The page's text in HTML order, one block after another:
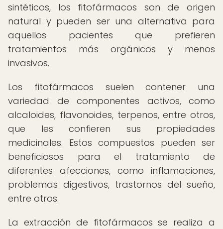
sintéticos, los fitofármacos son de origen
natural y pueden ser una alternativa para
aquellos pacientes que prefieren
tratamientos más orgánicos y menos
invasivos.
Los fitofármacos suelen contener una
variedad de componentes activos, como
alcaloides, flavonoides, terpenos, entre otros,
que les confieren sus propiedades
medicinales. Estos compuestos pueden ser
beneficiosos para el tratamiento de
diferentes afecciones, como inflamaciones,
problemas digestivos, trastornos del sueño,
entre otros.
La extracción de fitofármacos se realiza a